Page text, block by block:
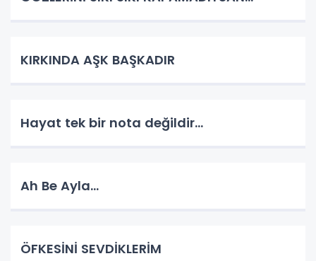
KIRKINDA AŞK BAŞKADIR
Hayat tek bir nota değildir…
Ah Be Ayla…
ÖFKESİNİ SEVDİKLERİM